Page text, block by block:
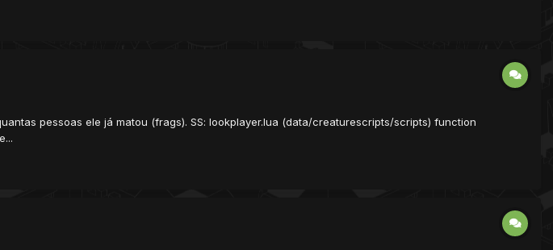
pessoas ele já matou (frags). SS: lookplayer.lua (data/creaturescripts/scripts) function